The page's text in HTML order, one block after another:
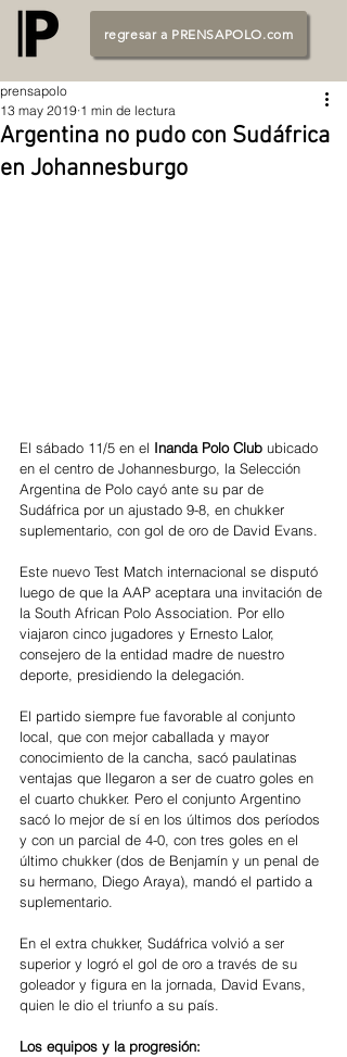
regresar a PRENSAPOLO.com
Argentina no pudo con Sudáfrica
en Johannesburgo
prensapolo
13 may 2019 1 min de lectura
El sábado 11/5 en el Inanda Polo Club ubicado
en el centro de Johannesburgo, la Selección
Argentina de Polo cayó ante su par de
Sudáfrica por un ajustado 9-8, en chukker
suplementario, con gol de oro de David Evans.
Este nuevo Test Match internacional se disputó
luego de que la AAP aceptara una invitación de
la South African Polo Association. Por ello
viajaron cinco jugadores y Ernesto Lalor,
consejero de la entidad madre de nuestro
deporte, presidiendo la delegación.
El partido siempre fue favorable al conjunto
local, que con mejor caballada y mayor
conocimiento de la cancha, sacó paulatinas
ventajas que llegaron a ser de cuatro goles en
el cuarto chukker. Pero el conjunto Argentino
sacó lo mejor de sí en los últimos dos períodos
y con un parcial de 4-0, con tres goles en el
último chukker (dos de Benjamín y un penal de
su hermano, Diego Araya), mandó el partido a
suplementario.
En el extra chukker, Sudáfrica volvió a ser
superior y logró el gol de oro a través de su
goleador y figura en la jornada, David Evans,
quien le dio el triunfo a su país.
Los equipos y la progresión: